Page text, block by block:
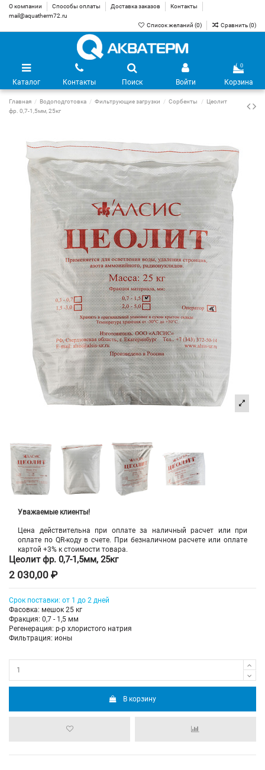
О компании Способы оплаты Доставка заказов
Контакты
mail@aquatherm72.ru
Список желаний (0) Сравнить (0)
Каталог Контакты Поиск Войти
0
Корзина
Главная Водоподготовка Фильтрующие загрузки Сорбенты
Цеолит
фр. 0,7-1,5мм, 25кг
Уважаемые клиенты!
Цена действительна при оплате за наличный расчет или при
оплате по QR-коду в счете. При безналичном расчете или оплате
картой +3% к стоимости товара.
Цеолит фр. 0,7-1,5мм, 25кг
2 030,00 ₽
Срок поставки: от 1 до 2 дней
Фасовка: мешок 25 кг
Фракция: 0,7 - 1,5 мм
Регенерация: р-р хлористого натрия
Фильтрация: ионы
В корзину